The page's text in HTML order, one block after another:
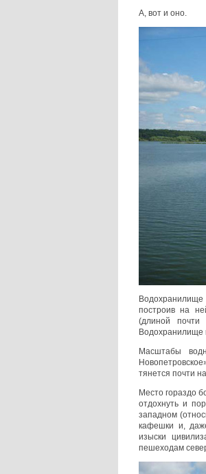
А, вот и оно.
построив на
(длиной почти
Водохранилище
Масштабы
тянется почти
Место гораздо
отдохнуть и
западном
кафешки и,
изыски
пешеходам